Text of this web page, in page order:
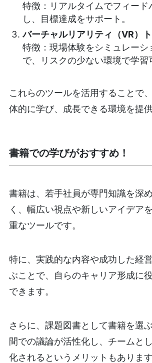
特徴：リアルタイムでフィード
し、目標達成をサポート。
バーチャルリアリティ（VR）
特徴：現場体験をシミュレーシ
で、リスクの少ない環境で学習
これらのツールを活用することで
体的に学び、成長できる環境を提供
書籍での学びがおすすめ！
書籍は、若手社員が専門知識を深
く、幅広い視点や新しいアイデア
重なツールです。
特に、実践的な内容や成功した経
ぶことで、自らのキャリア形成に
できます。
さらに、課題図書として書籍を選
間での議論が活性化し、チームと
化されるというメリットもありま